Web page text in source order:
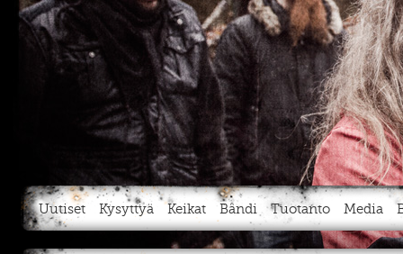
Uutiset Kysyttyä Keikat Bändi Tuotanto Media